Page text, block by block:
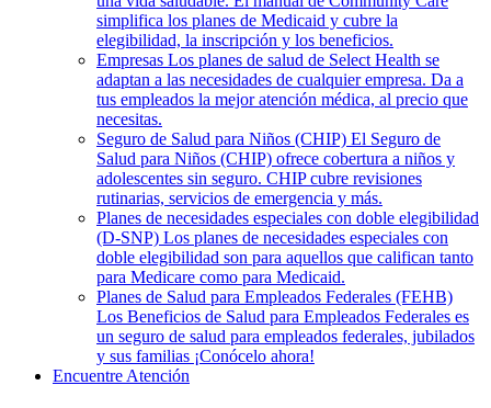
simplifica los planes de Medicaid y cubre la
elegibilidad, la inscripción y los beneficios.
Empresas Los planes de salud de Select Health se
adaptan a las necesidades de cualquier empresa. Da a
tus empleados la mejor atención médica, al precio que
necesitas.
Seguro de Salud para Niños (CHIP) El Seguro de
Salud para Niños (CHIP) ofrece cobertura a niños y
adolescentes sin seguro. CHIP cubre revisiones
rutinarias, servicios de emergencia y más.
Planes de necesidades especiales con doble elegibilidad
(D-SNP) Los planes de necesidades especiales con
doble elegibilidad son para aquellos que califican tanto
para Medicare como para Medicaid.
Planes de Salud para Empleados Federales (FEHB)
Los Beneficios de Salud para Empleados Federales es
un seguro de salud para empleados federales, jubilados
y sus familias ¡Conócelo ahora!
Encuentre Atención